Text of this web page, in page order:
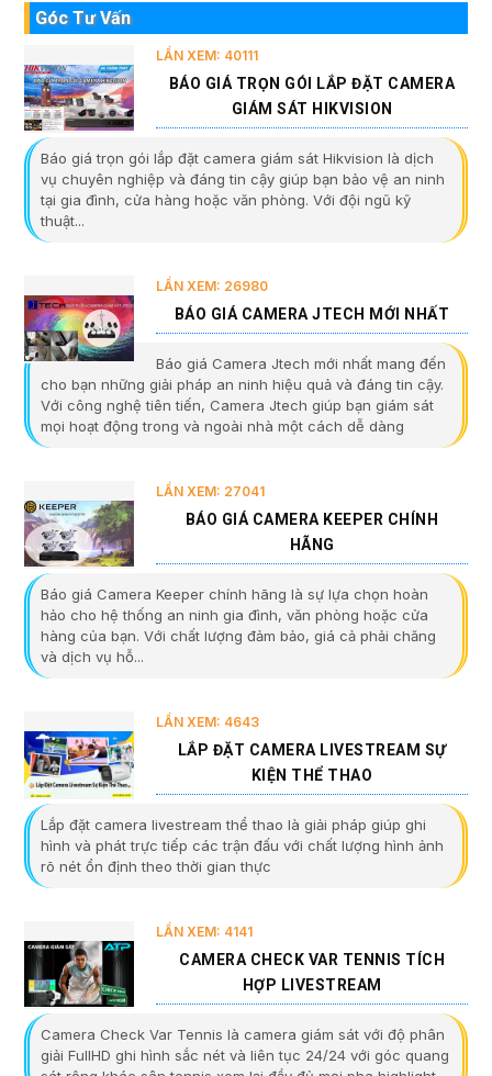
Góc Tư Vấn
LẦN XEM: 40111
BÁO GIÁ TRỌN GÓI LẮP ĐẶT CAMERA
GIÁM SÁT HIKVISION
Báo giá trọn gói lắp đặt camera giám sát Hikvision là dịch
vụ chuyên nghiệp và đáng tin cậy giúp bạn bảo vệ an ninh
tại gia đình, cửa hàng hoặc văn phòng. Với đội ngũ kỹ
thuật...
LẦN XEM: 26980
BÁO GIÁ CAMERA JTECH MỚI NHẤT
Báo giá Camera Jtech mới nhất mang đến
cho bạn những giải pháp an ninh hiệu quả và đáng tin cậy.
Với công nghệ tiên tiến, Camera Jtech giúp bạn giám sát
mọi hoạt động trong và ngoài nhà một cách dễ dàng
LẦN XEM: 27041
BÁO GIÁ CAMERA KEEPER CHÍNH
HÃNG
Báo giá Camera Keeper chính hãng là sự lựa chọn hoàn
hảo cho hệ thống an ninh gia đình, văn phòng hoặc cửa
hàng của bạn. Với chất lượng đảm bảo, giá cả phải chăng
và dịch vụ hỗ...
LẦN XEM: 4643
LẮP ĐẶT CAMERA LIVESTREAM SỰ
KIỆN THỂ THAO
Lắp đặt camera livestream thể thao là giải pháp giúp ghi
hình và phát trực tiếp các trận đấu với chất lượng hình ảnh
rõ nét ổn định theo thời gian thực
LẦN XEM: 4141
CAMERA CHECK VAR TENNIS TÍCH
HỢP LIVESTREAM
Camera Check Var Tennis là camera giám sát với độ phân
giải FullHD ghi hình sắc nét và liên tục 24/24 với góc quang